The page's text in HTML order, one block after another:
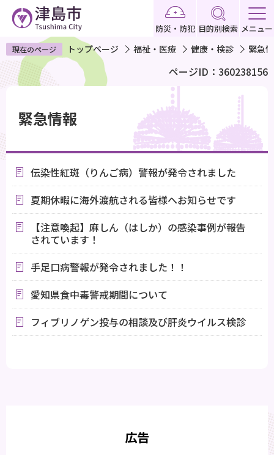
ペ
ー
ジ
で
す
防災・防犯 目的別検索 メニュー
現在のページ トップページ 福祉・医療 健康・検診 緊急
ページID：360238156
緊急情報
伝染性紅斑（りんご病）警報が発令されました
夏期休暇に海外渡航される皆様へお知らせです
【注意喚起】麻しん（はしか）の感染事例が報告
されています！
手足口病警報が発令されました！！
愛知県食中毒警戒期間について
フィブリノゲン投与の相談及び肝炎ウイルス検診
広告